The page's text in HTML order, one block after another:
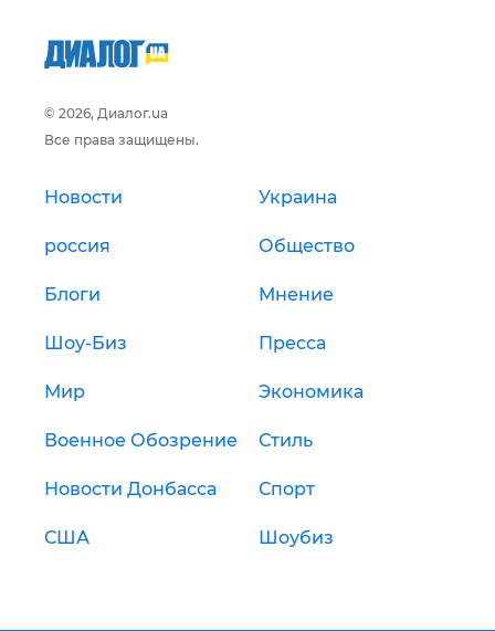
© 2026, Диалог.ua
Все права защищены.
Новости Украина
россия Общество
Блоги Мнение
Шоу-Биз Пресса
Мир Экономика
Военное Обозрение Стиль
Новости Донбасса Спорт
США Шоубиз